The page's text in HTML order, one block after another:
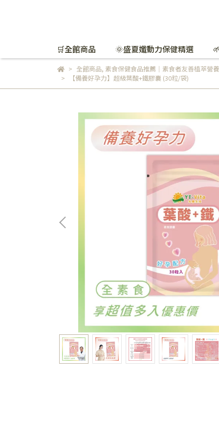
🛒全館商品 🌞盛夏孅動力保健精選
全館商品, 素食保健食品推薦｜素食者友善植萃營
【備養好孕力】超級葉酸+鐵膠囊 (30粒/袋)